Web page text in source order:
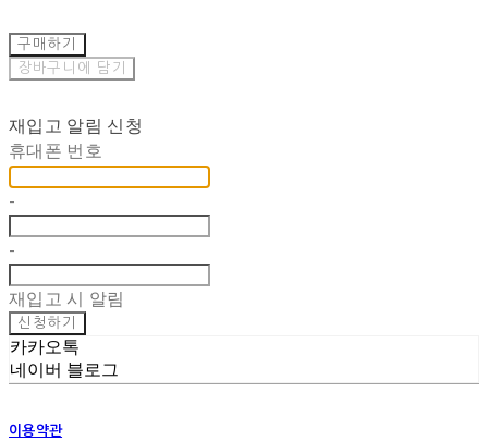
구매하기
장바구니에 담기
재입고 알림 신청
휴대폰 번호
-
-
재입고 시 알림
신청하기
카카오톡
네이버 블로그
이용약관